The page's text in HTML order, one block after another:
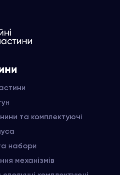
та комплектуючі
набори
механізмів